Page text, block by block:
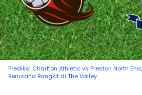
Prediksi Charlton Athletic vs Preston North
Berusaha Bangkit di The Valley